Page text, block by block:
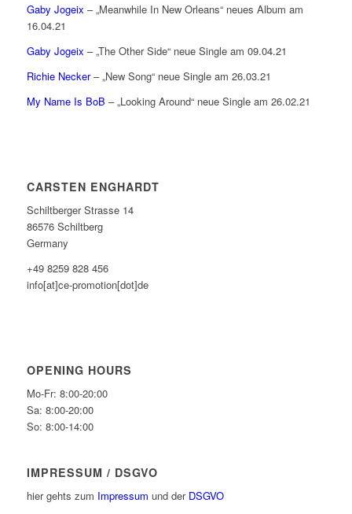
Gaby Jogeix – „Meanwhile In New Orleans“ neues Album am
16.04.21
Gaby Jogeix – „The Other Side“ neue Single am 09.04.21
Richie Necker– „New Song“ neue Single am 26.03.21
My Name Is BoB – „Looking Around“ neue Single am 26.02.21
CARSTEN ENGHARDT
Schiltberger Strasse 14
86576 Schiltberg
Germany
+49 8259 828 456
info[at]ce-promotion[dot]de
OPENING HOURS
Mo-Fr: 8:00-20:00
Sa: 8:00-20:00
So: 8:00-14:00
IMPRESSUM / DSGVO
hier gehts zum Impressum und der DSGVO